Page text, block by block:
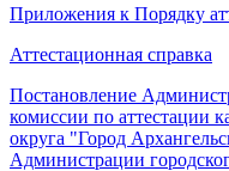
Приложения к Порядку
Аттестационная справка
Постановление
комиссии по аттестации
округа "Город
Администрации